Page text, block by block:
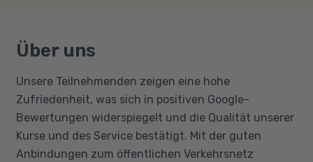
Über uns
Unsere Teilnehmenden zeigen eine hohe
Zufriedenheit, was sich in positiven Google-
Bewertungen widerspiegelt und die Qualität unserer
Kurse und des Service bestätigt. Mit der guten
Anbindungen zum öffentlichen Verkehrsnetz